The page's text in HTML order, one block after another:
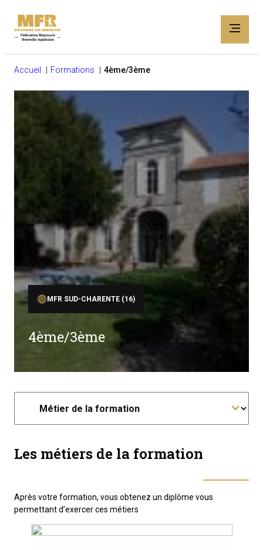
Accueil Formations 4ème/3ème
MFR SUD-CHARENTE (16)
4ème/3ème
Les métiers de la formation
Après votre formation, vous obtenez un diplôme vous
permettant d’exercer ces métiers